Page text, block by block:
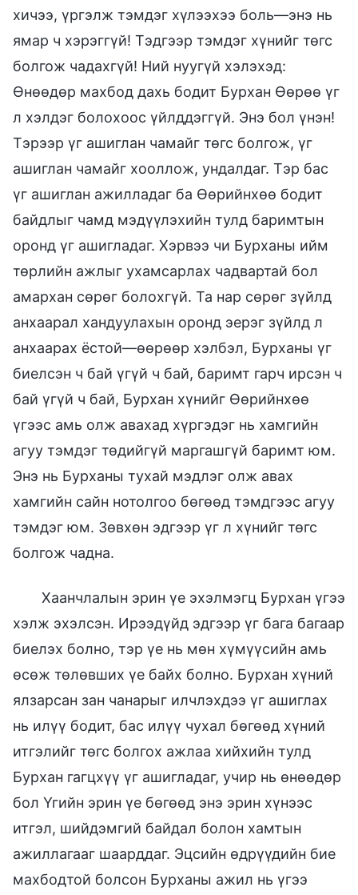
хичээ, үргэлж тэмдэг хүлээхээ боль—энэ нь
ямар ч хэрэггүй! Тэдгээр тэмдэг хүнийг төгс
болгож чадахгүй! Ний нуугүй хэлэхэд:
Өнөөдөр махбод дахь бодит Бурхан Өөрөө үг
л хэлдэг болохоос үйлддэггүй. Энэ бол үнэн!
Тэрээр үг ашиглан чамайг төгс болгож, үг
ашиглан чамайг хооллож, ундалдаг. Тэр бас
үг ашиглан ажилладаг ба Өөрийнхөө бодит
байдлыг чамд мэдүүлэхийн тулд баримтын
оронд үг ашигладаг. Хэрвээ чи Бурханы ийм
төрлийн ажлыг ухамсарлах чадвартай бол
амархан сөрөг болохгүй. Та нар сөрөг зүйлд
анхаарал хандуулахын оронд эерэг зүйлд л
анхаарах ёстой—өөрөөр хэлбэл, Бурханы үг
биелсэн ч бай үгүй ч бай, баримт гарч ирсэн ч
бай үгүй ч бай, Бурхан хүнийг Өөрийнхөө
үгээс амь олж авахад хүргэдэг нь хамгийн
агуу тэмдэг төдийгүй маргашгүй баримт юм.
Энэ нь Бурханы тухай мэдлэг олж авах
хамгийн сайн нотолгоо бөгөөд тэмдгээс агуу
тэмдэг юм. Зөвхөн эдгээр үг л хүнийг төгс
болгож чадна.
Хаанчлалын эрин үе эхэлмэгц Бурхан үгээ
хэлж эхэлсэн. Ирээдүйд эдгээр үг бага багаар
биелэх болно, тэр үе нь мөн хүмүүсийн амь
өсөж төлөвших үе байх болно. Бурхан хүний
ялзарсан зан чанарыг илчлэхдээ үг ашиглах
нь илүү бодит, бас илүү чухал бөгөөд хүний
итгэлийг төгс болгох ажлаа хийхийн тулд
Бурхан гагцхүү үг ашигладаг, учир нь өнөөдөр
бол Үгийн эрин үе бөгөөд энэ эрин хүнээс
итгэл, шийдэмгий байдал болон хамтын
ажиллагааг шаарддаг. Эцсийн өдрүүдийн бие
махбодтой болсон Бурханы ажил нь үгээ